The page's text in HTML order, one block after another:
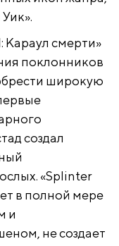
Караул смерти»
поклонников
широкую
создал
«Splinter
в полной мере
и
не создает